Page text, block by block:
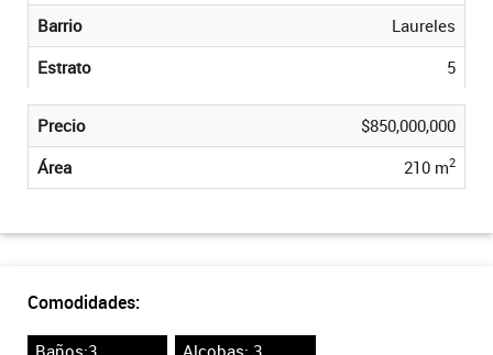
Barrio
Laureles
Estrato
5
Precio
$850,000,000
Área
210 m2
Comodidades:
Baños:3 Alcobas: 3